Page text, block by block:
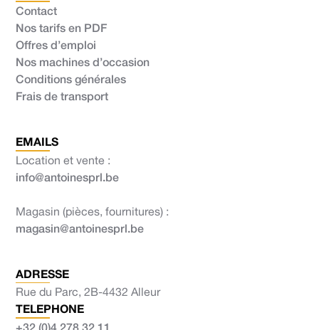
Contact
Nos tarifs en PDF
Offres d’emploi
Nos machines d’occasion
Conditions générales
Frais de transport
EMAILS
Location et vente :
info@antoinesprl.be
Magasin (pièces, fournitures) :
magasin@antoinesprl.be
ADRESSE
Rue du Parc, 2B-4432 Alleur
TELEPHONE
+32 (0)4 278 32 11